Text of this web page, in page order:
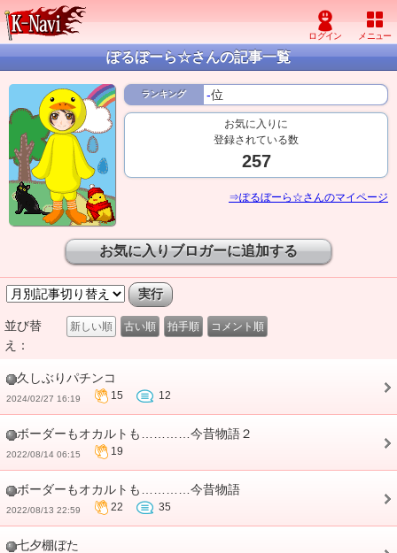
ぽるぼーら☆さんの記事一覧
ランキング -位
お気に入りに
登録されている数
257
⇒ぽるぼーら☆さんのマイページ
お気に入りブロガーに追加する
並び替
え：
新しい順 古い順 拍手順 コメント順
久しぶりパチンコ
2024/02/27 16:19 15 12
ボーダーもオカルトも…………今昔物語２
2022/08/14 06:15 19
ボーダーもオカルトも…………今昔物語
2022/08/13 22:59 22 35
七夕棚ぼた